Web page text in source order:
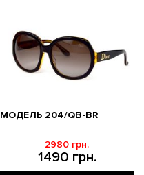
МОДЕЛЬ 204/QB-BR
1490 грн.
2980 грн.